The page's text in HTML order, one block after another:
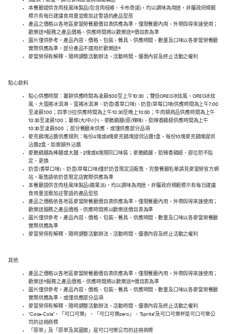
本餐廳提供含肉桂風味製品(包含肉桂捲、卡布奇諾)，均以調味為用途，非屬政府規範
標示有每日建議食用量並需加註警語的產品型態
產品之價格以各地區麥當勞餐廳價目表供應為準，僅限餐廳內用、外帶與得來速使用；
歡樂送®服務之產品價格、供應時間將以歡樂送®價目表為準
圖片僅供參考，產品內容、價格、包裝、餐具、供應時間、數量及口味以各麥當勞餐廳
實際供應為準，部分產品不適用於歡樂送®
麥當勞保有解釋、隨時調整活動辦法、活動時間、優惠內容及終止活動之權利
點心飲料
點心供應時間：薯餅供應時間為凌晨5:00至上午10:30 ；雙倍OREO冰炫風、OREO冰炫
風、大蛋捲冰淇淋、蛋捲冰淇淋、奶昔(香草口味)、奶昔(草莓口味)供應時間為上午7:00
至凌晨1:00；四季沙拉供應時間為上午10:30至晚上10:00；牛肉類商品供應時間為上午
10:30至凌晨1:00；薯條(大/中/小)、麥脆鷄腿(原/辣味)、勁辣香鷄翅供應時間為上午
10:30至凌晨5:00 ；部分餐廳未供應，或僅供應部分品項
麥克鷄塊沾醬供應規則：每份4塊或6塊麥克鷄塊提供沾醬1盒、每份10塊麥克鷄塊提供
沾醬2盒，如需額外沾醬
麥脆鷄腿為棒腿或大腿，2塊或6塊限同口味裝；麥脆鷄腿、勁辣香鷄翅，部位恕不指
定、更換
奶昔(香草口味)、奶昔(草莓口味)僅於奶昔限定店販售，完整餐廳名單請見麥當勞官方網
站，販售請依奶昔限定店實際供應為準
本餐廳提供含肉桂風味製品(蘋果派)，均以調味為用途，非屬政府規範標示有每日建議
食用量並需加註警語的產品型態
產品之價格依各地區麥當勞餐廳價目表供應為準，僅限餐廳內用、外帶與得來速使用；
歡樂送服務之產品價格、供應時間將以歡樂送價目表為準
圖片僅供參考，產品內容、價格、包裝、餐具、供應時間、數量及口味以各麥當勞餐廳
實際供應為準
麥當勞保有解釋、隨時調整活動辦法、活動時間、優惠內容及終止活動之權利
其他
產品之價格以各地區麥當勞餐廳價目表供應為準，僅限餐廳內用、外帶與得來速使用；
歡樂送®服務之產品價格、供應時間將以歡樂送®價目表為準
圖片僅供參考，產品內容、價格、包裝、餐具、供應時間、數量及口味以各麥當勞餐廳
實際供應為準，或僅供應部分品項
麥當勞保有解釋、隨時調整活動辦法、活動時間、優惠內容及終止活動之權利
“Coca-Cola”、「可口可樂」、「可口可樂zero」、“Sprite”及可口可樂杯是可口可樂公
司的註冊商標
「原萃」及「原萃及其圖案」是可口可樂公司的註冊商標